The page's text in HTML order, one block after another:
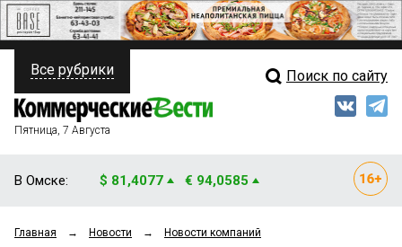
ПОЛИТИКА
ФИНАНСЫ
ОБЩЕСТВО
Свежий выпуск
Мнения
Все рубрики Поиск по сайту
Пятница, 7 Августа
В Омске: $ 81,4077 € 94,0585
Главная → Новости → Новости компаний